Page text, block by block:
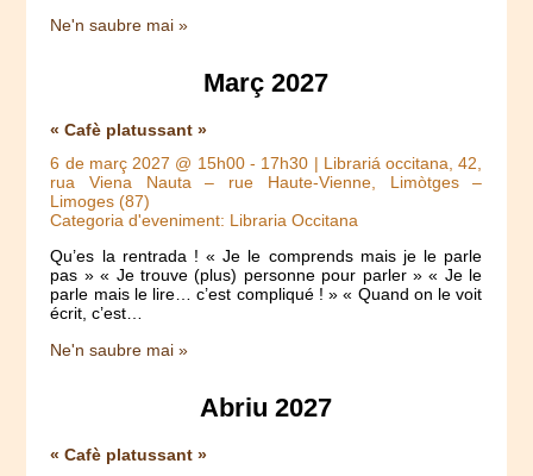
Ne'n saubre mai »
Març 2027
« Cafè platussant »
6 de març 2027 @ 15h00- 17h30 | Librariá occitana, 42,
rua Viena Nauta – rue Haute-Vienne, Limòtges –
Limoges (87)
Categoria d'eveniment: Libraria Occitana
Qu’es la rentrada ! « Je le comprends mais je le parle
pas » « Je trouve (plus) personne pour parler » « Je le
parle mais le lire… c’est compliqué ! » « Quand on le voit
écrit, c’est…
Ne'n saubre mai »
Abriu 2027
« Cafè platussant »